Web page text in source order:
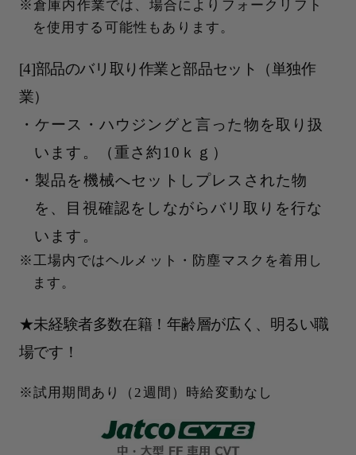
倉庫内作業では、場合によりフォークリフト
を使用する可能性もあります。
[4]部品のバリ取り作業と部品セット（単独作
業）
ケース・ハウジングと言った物を取り扱
います。（重さ約10ｋｇ）
製品を機械へセットしプレスされた物
を、目視確認をしながらバリ取りを行な
います。
工場内ではヘルメット・防塵マスクを着用し
ます。
★未経験者多数在籍！年齢層が広く、明るい職
場です！
試用期間あり（2週間）時給変動なし